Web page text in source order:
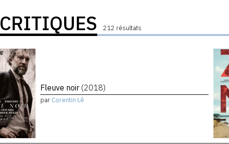
CRITIQUES 212 résultats
Fleuve noir (2018)
par Corentin Lê